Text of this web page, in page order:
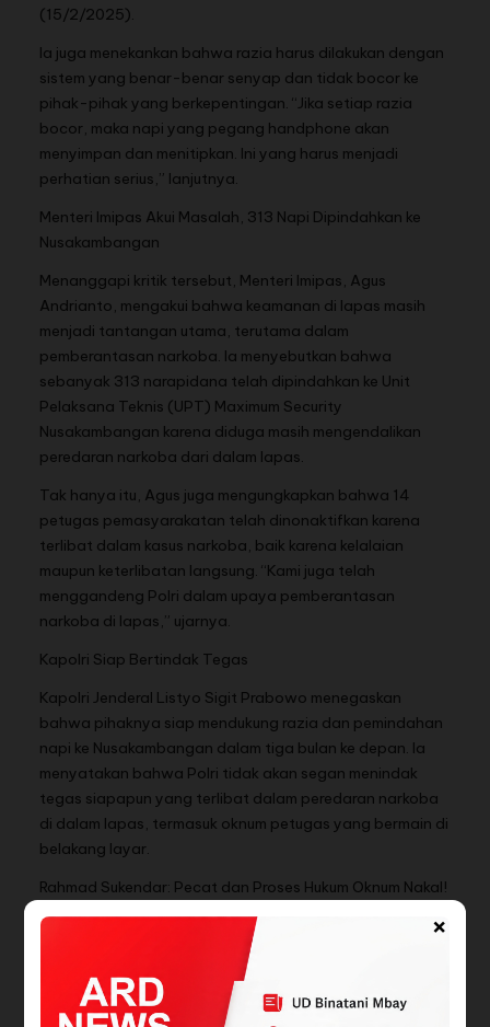
×
(15/2/2025).
Ia juga menekankan bahwa razia harus dilakukan dengan
sistem yang benar-benar senyap dan tidak bocor ke
pihak-pihak yang berkepentingan. “Jika setiap razia
bocor, maka napi yang pegang handphone akan
menyimpan dan menitipkan. Ini yang harus menjadi
perhatian serius,” lanjutnya.
Menteri Imipas Akui Masalah, 313 Napi Dipindahkan ke
Nusakambangan
Menanggapi kritik tersebut, Menteri Imipas, Agus
Andrianto, mengakui bahwa keamanan di lapas masih
menjadi tantangan utama, terutama dalam
pemberantasan narkoba. Ia menyebutkan bahwa
sebanyak 313 narapidana telah dipindahkan ke Unit
Pelaksana Teknis (UPT) Maximum Security
Nusakambangan karena diduga masih mengendalikan
peredaran narkoba dari dalam lapas.
Tak hanya itu, Agus juga mengungkapkan bahwa 14
petugas pemasyarakatan telah dinonaktifkan karena
terlibat dalam kasus narkoba, baik karena kelalaian
maupun keterlibatan langsung. “Kami juga telah
menggandeng Polri dalam upaya pemberantasan
narkoba di lapas,” ujarnya.
Kapolri Siap Bertindak Tegas
Kapolri Jenderal Listyo Sigit Prabowo menegaskan
bahwa pihaknya siap mendukung razia dan pemindahan
napi ke Nusakambangan dalam tiga bulan ke depan. Ia
menyatakan bahwa Polri tidak akan segan menindak
tegas siapapun yang terlibat dalam peredaran narkoba
di dalam lapas, termasuk oknum petugas yang bermain di
belakang layar.
Rahmad Sukendar: Pecat dan Proses Hukum Oknum Nakal!
Rahmad Sukendar mengapresiasi langkah tegas Agus
Andrianto dalam membersihkan jajaran pemasyarakatan
dari oknum yang menyalahgunakan wewenang. Namun,
ia menegaskan bahwa tanpa pengawasan ketat dan